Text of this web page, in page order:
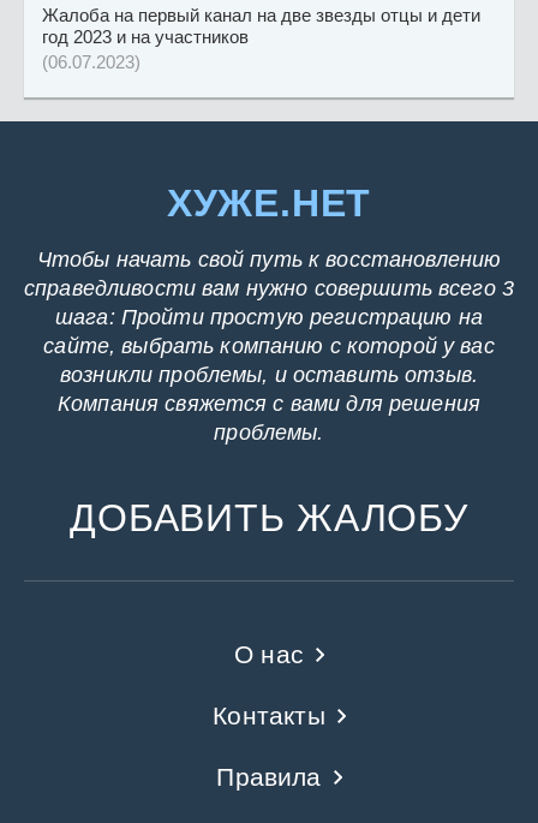
Жалоба на первый канал на две звезды отцы и дети
год 2023 и на участников
(06.07.2023)
ХУЖЕ.НЕТ
Чтобы начать свой путь к восстановлению
справедливости вам нужно совершить всего 3
шага: Пройти простую регистрацию на
сайте, выбрать компанию с которой у вас
возникли проблемы, и оставить отзыв.
Компания свяжется с вами для решения
проблемы.
ДОБАВИТЬ ЖАЛОБУ
О нас
Контакты
Правила